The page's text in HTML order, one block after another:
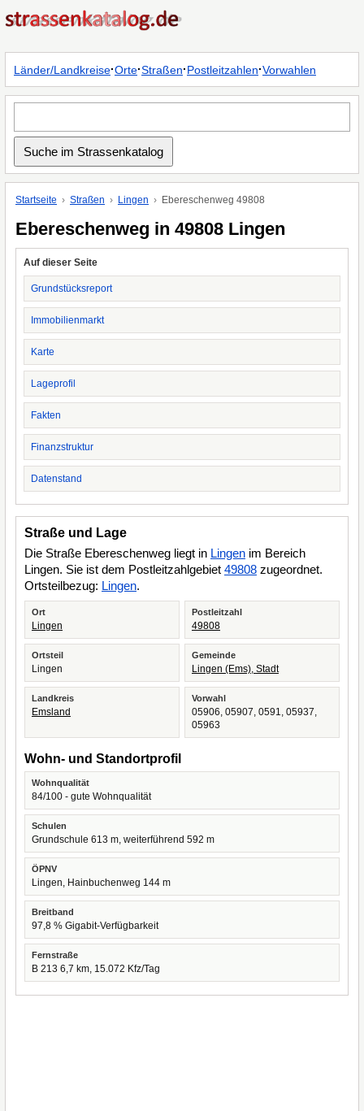
Länder/Landkreise·Orte·Straßen·Postleitzahlen·Vorwahlen
Startseite Straßen Lingen Ebereschenweg 49808
Ebereschenweg in 49808 Lingen
Auf dieser Seite
Grundstücksreport
Immobilienmarkt
Karte
Lageprofil
Fakten
Finanzstruktur
Datenstand
Straße und Lage
Die Straße Ebereschenweg liegt in Lingen im Bereich
Lingen. Sie ist dem Postleitzahlgebiet 49808 zugeordnet.
Ortsteilbezug: Lingen.
Ort
Lingen
Postleitzahl
49808
Ortsteil
Lingen
Gemeinde
Lingen (Ems), Stadt
Landkreis
Emsland
Vorwahl
05906, 05907, 0591, 05937,
05963
Wohn- und Standortprofil
Wohnqualität
84/100 - gute Wohnqualität
Schulen
Grundschule 613 m, weiterführend 592 m
ÖPNV
Lingen, Hainbuchenweg 144 m
Breitband
97,8 % Gigabit-Verfügbarkeit
Fernstraße
B 213 6,7 km, 15.072 Kfz/Tag